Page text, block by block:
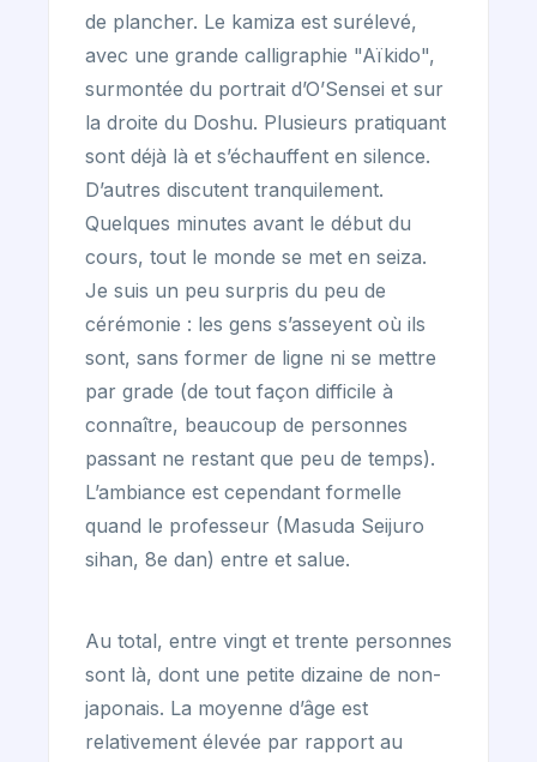
de plancher. Le kamiza est surélevé,
avec une grande calligraphie "Aïkido",
surmontée du portrait d’O’Sensei et sur
la droite du Doshu. Plusieurs pratiquant
sont déjà là et s’échauffent en silence.
D’autres discutent tranquilement.
Quelques minutes avant le début du
cours, tout le monde se met en seiza.
Je suis un peu surpris du peu de
cérémonie : les gens s’asseyent où ils
sont, sans former de ligne ni se mettre
par grade (de tout façon difficile à
connaître, beaucoup de personnes
passant ne restant que peu de temps).
L’ambiance est cependant formelle
quand le professeur (Masuda Seijuro
sihan, 8e dan) entre et salue.
Au total, entre vingt et trente personnes
sont là, dont une petite dizaine de non-
japonais. La moyenne d’âge est
relativement élevée par rapport au